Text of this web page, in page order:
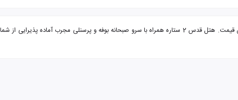
تور مشهد از ایلام هتل قدس با تضمین بهترین قیمت. هتل قدس 2 ستاره همراه با سرو صبحانه